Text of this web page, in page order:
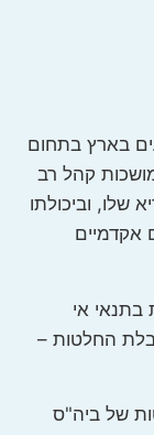
בארץ בתחום
קהל רב
שלו, וביכולתו
אקדמיים
בתנאי אי
החלטות –
של ביה"ס